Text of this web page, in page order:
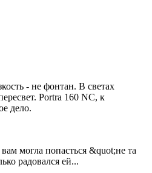
- не фонтан. В светах
Portra 160 NC, к
дело.
могла попасться &quot;не та
радовался ей...